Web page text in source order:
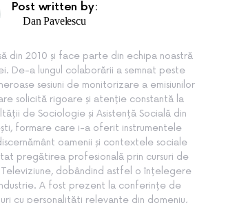
Post written by:
Dan Pavelescu
din 2010 și face parte din echipa noastră
De-a lungul colaborării a semnat peste
sesiuni de monitorizare a emisiunilor
solicită rigoare și atenție constantă la
de Sociologie și Asistență Socială din
formare care i-a oferit instrumentele
oamenii și contextele sociale
pregătirea profesională prin cursuri de
dobândind astfel o înțelegere
A fost prezent la conferințe de
cu personalități relevante din domeniu,